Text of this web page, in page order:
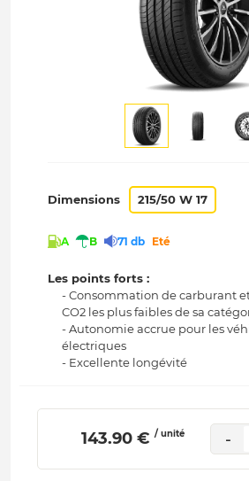
Dimensions 215/50 W 17
A B 71 db Eté
Les points forts :
- Consommation de carburant
CO2 les plus faibles de sa
- Autonomie accrue pour les
électriques
- Excellente longévité
143.90 € / unité -